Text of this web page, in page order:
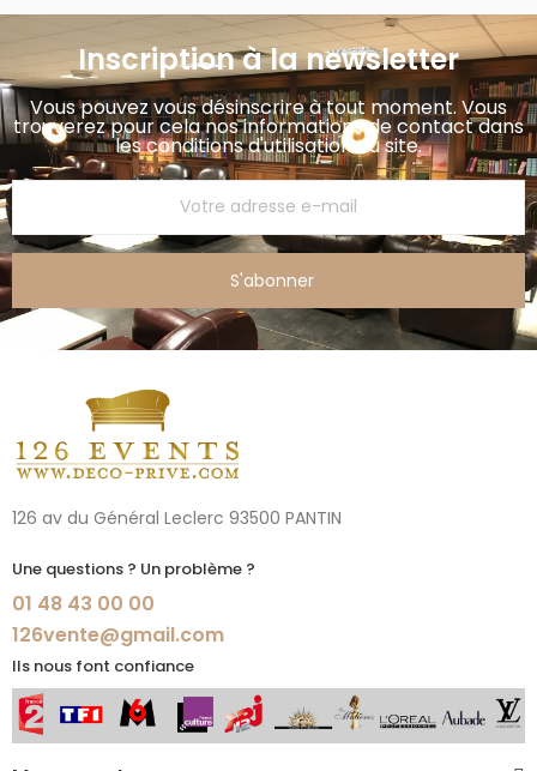
Inscription à la newsletter
Vous pouvez vous désinscrire à tout moment. Vous
trouverez pour cela nos informations de contact dans
les conditions d'utilisation du site.
S'abonner
126 av du Général Leclerc 93500 PANTIN
Une questions ? Un problème ?
01 48 43 00 00
126vente@gmail.com
Ils nous font confiance